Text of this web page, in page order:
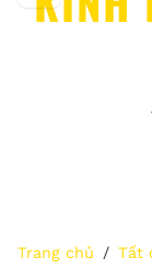
Trang chủ Tất